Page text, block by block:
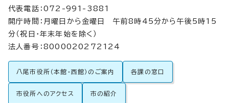
代表電話：072-991-3881
開庁時間：月曜日から金曜日 午前8時45分から午後5時15
分（祝日・年末年始を除く）
法人番号：8000020272124
八尾市役所（本館・西館）のご案内 各課の窓口
市役所へのアクセス 市の紹介